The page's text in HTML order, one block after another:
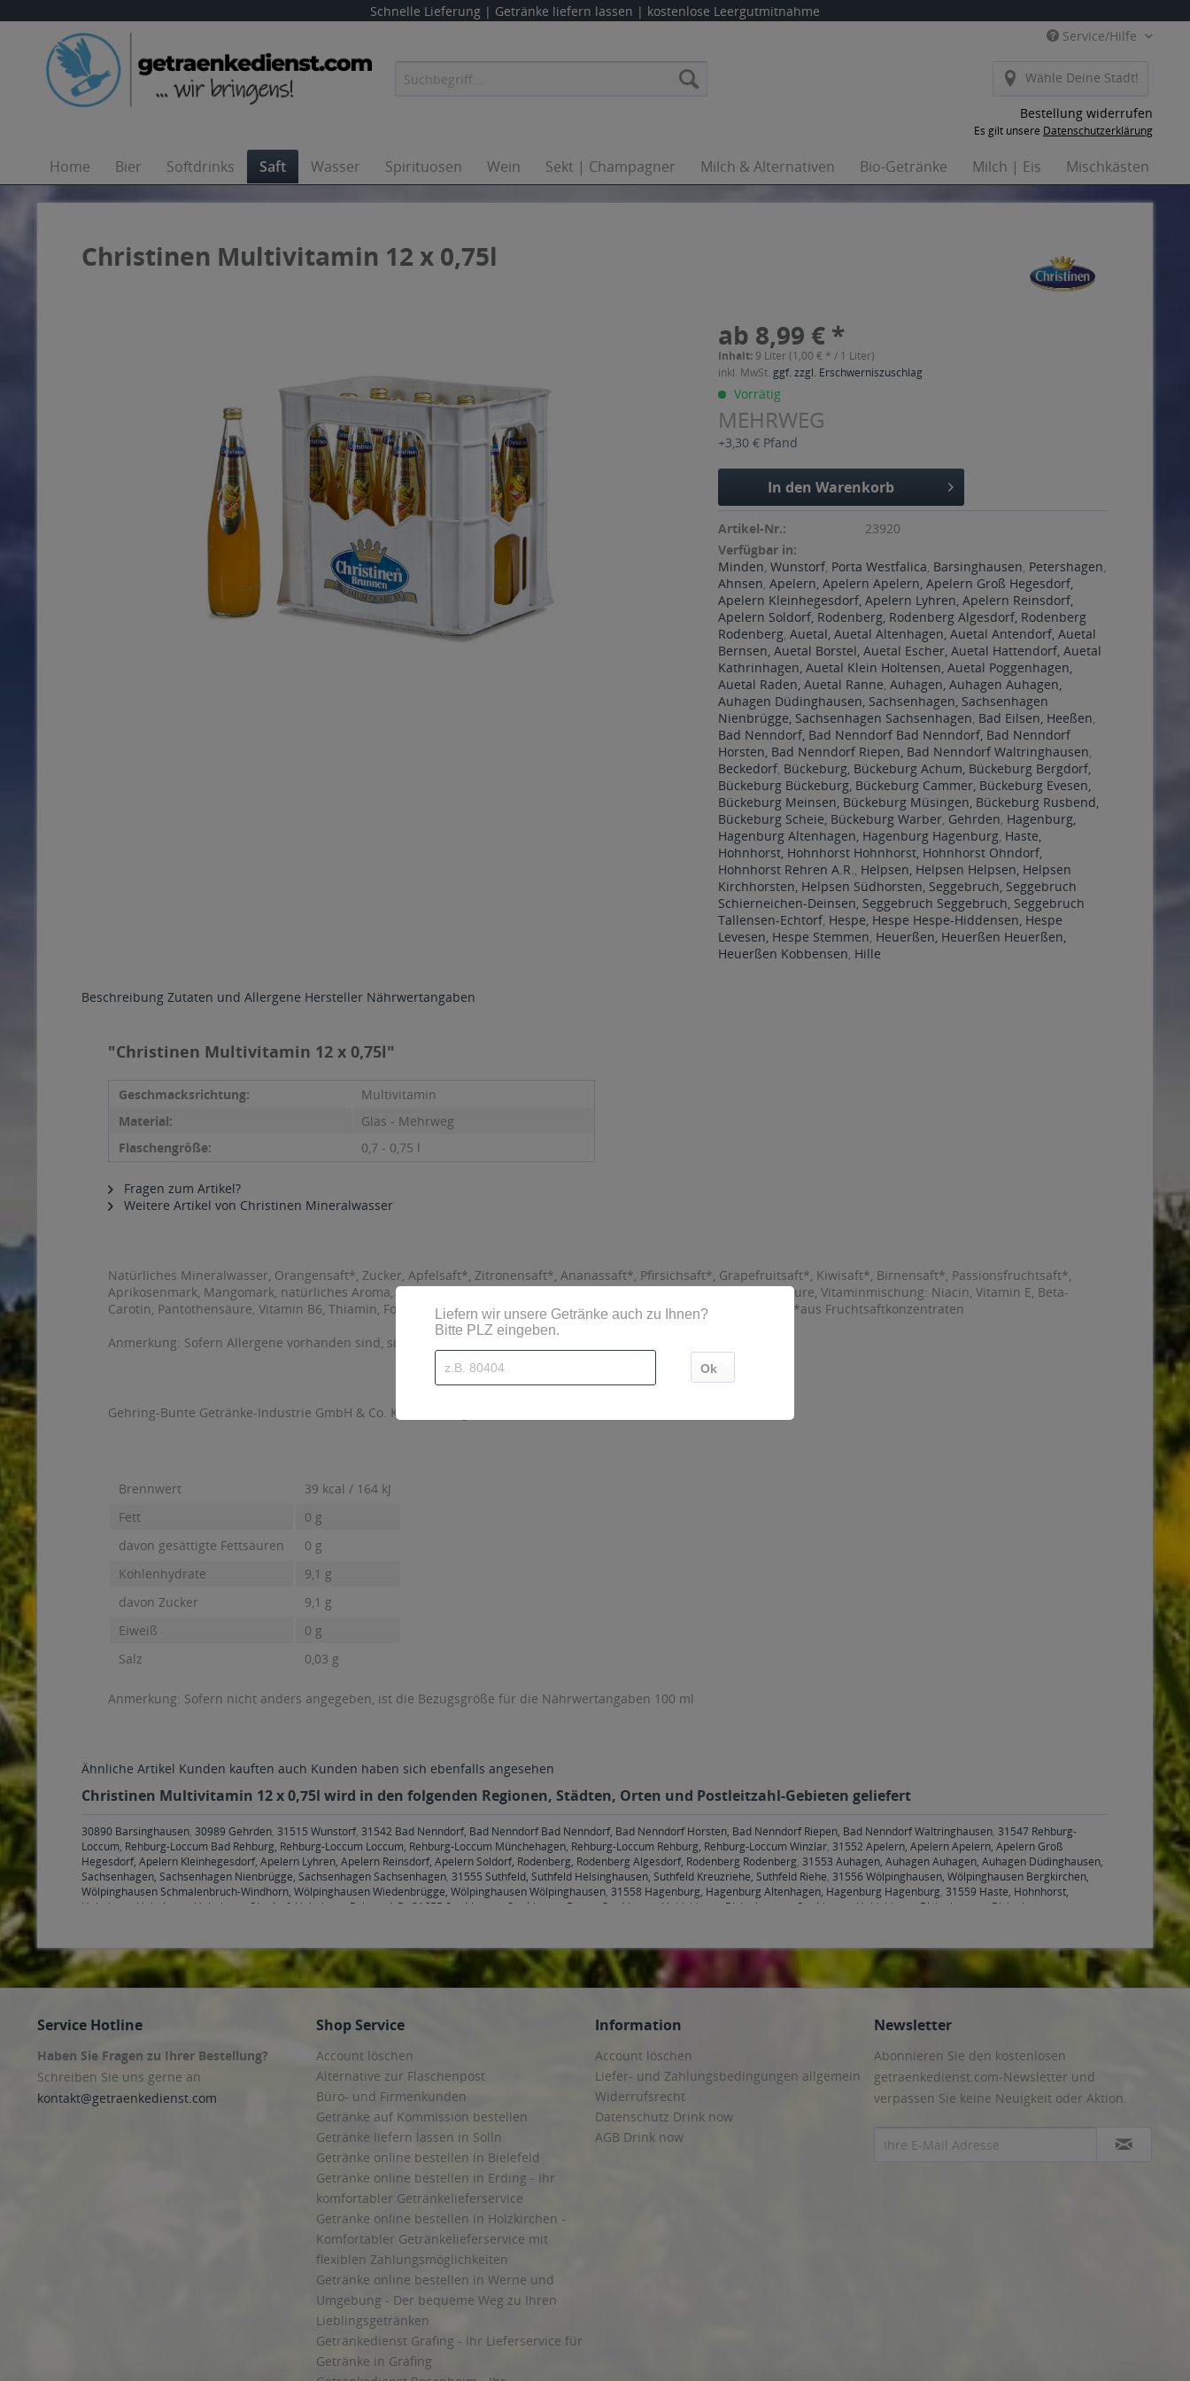
Schnelle Lieferung | Getränke liefern lassen | kostenlose Leergutmitnahme
Service/Hilfe
Wähle Deine Stadt!
Bestellung widerrufen
Es gilt unsere Datenschutzerklärung
Home Bier Softdrinks Saft Wasser Spirituosen Wein Sekt | Champagner Milch & Alternativen Bio-Getränke Milch | Eis Mischkästen
Christinen Multivitamin 12 x 0,75l
ab 8,99 € *
Inhalt: 9 Liter (1,00 € * / 1 Liter)
inkl. MwSt. ggf. zzgl. Erschwerniszuschlag
Vorrätig
MEHRWEG
+3,30 € Pfand
In den Warenkorb
Artikel-Nr.:
23920
Verfügbar in:
Minden,Wunstorf, Porta Westfalica, Barsinghausen, Petershagen,
Ahnsen,Apelern, Apelern Apelern, Apelern Groß Hegesdorf,
Apelern Kleinhegesdorf, Apelern Lyhren, Apelern Reinsdorf,
Apelern Soldorf, Rodenberg, Rodenberg Algesdorf, Rodenberg
Rodenberg,Auetal, Auetal Altenhagen, Auetal Antendorf, Auetal
Bernsen, Auetal Borstel, Auetal Escher, Auetal Hattendorf, Auetal
Kathrinhagen, Auetal Klein Holtensen, Auetal Poggenhagen,
Auetal Raden, Auetal Ranne,Auhagen, Auhagen Auhagen,
Auhagen Düdinghausen, Sachsenhagen, Sachsenhagen
Nienbrügge, Sachsenhagen Sachsenhagen, Bad Eilsen, Heeßen,
Bad Nenndorf, Bad Nenndorf Bad Nenndorf, Bad Nenndorf
Horsten, Bad Nenndorf Riepen, Bad Nenndorf Waltringhausen,
Beckedorf, Bückeburg, Bückeburg Achum, Bückeburg Bergdorf,
Bückeburg Bückeburg, Bückeburg Cammer, Bückeburg Evesen,
Bückeburg Meinsen, Bückeburg Müsingen, Bückeburg Rusbend,
Bückeburg Scheie, Bückeburg Warber, Gehrden, Hagenburg,
Hagenburg Altenhagen, Hagenburg Hagenburg, Haste,
Hohnhorst, Hohnhorst Hohnhorst, Hohnhorst Ohndorf,
Hohnhorst Rehren A.R., Helpsen, Helpsen Helpsen, Helpsen
Kirchhorsten, Helpsen Südhorsten, Seggebruch, Seggebruch
Schierneichen-Deinsen, Seggebruch Seggebruch, Seggebruch
Tallensen-Echtorf, Hespe, Hespe Hespe-Hiddensen, Hespe
Levesen, Hespe Stemmen, Heuerßen, Heuerßen Heuerßen,
Heuerßen Kobbensen, Hille
Beschreibung Zutaten und Allergene Hersteller Nährwertangaben
"Christinen Multivitamin 12 x 0,75l"
Geschmacksrichtung:
Multivitamin
Material:
Glas - Mehrweg
Flaschengröße:
0,7 - 0,75 l
Fragen zum Artikel?
Weitere Artikel von Christinen Mineralwasser
Natürliches Mineralwasser, Orangensaft*, Zucker, Apfelsaft*, Zitronensaft*, Ananassaft*, Pfirsichsaft*, Grapefruitsaft*, Kiwisaft*, Birnensaft*, Passionsfruchtsaft*,
Aprikosenmark, Mangomark, natürliches Aroma, Konservierungsstoff Kaliumsorbat, Antioxidationsmittel Ascorbinsäure, Vitaminmischung: Niacin, Vitamin E, Beta-
Carotin, Pantothensäure, Vitamin B6, Thiamin, Folsäure, Biotin und Vitamin B12, Stabilisator Johannisbrotkernmehl. *aus Fruchtsaftkonzentraten
Anmerkung: Sofern Allergene vorhanden sind, sind diese mittels Großbuchstaben besonders hervorgehoben
Gehring-Bunte Getränke-Industrie GmbH & Co. KG, Brockhagener Straße 200 33649 Bielefeld
Brennwert
39 kcal / 164 kJ
Fett
0 g
davon gesättigte Fettsäuren
0 g
Kohlenhydrate
9,1 g
davon Zucker
9,1 g
Eiweiß
0 g
Salz
0,03 g
Anmerkung: Sofern nicht anders angegeben, ist die Bezugsgröße für die Nährwertangaben 100 ml
Ähnliche Artikel Kunden kauften auch Kunden haben sich ebenfalls angesehen
Christinen Multivitamin 12 x 0,75l wird in den folgenden Regionen, Städten, Orten und Postleitzahl-Gebieten geliefert
30890 Barsinghausen, 30989 Gehrden, 31515 Wunstorf, 31542 Bad Nenndorf, Bad Nenndorf Bad Nenndorf, Bad Nenndorf Horsten, Bad Nenndorf Riepen, Bad Nenndorf Waltringhausen, 31547 Rehburg-
Loccum, Rehburg-Loccum Bad Rehburg, Rehburg-Loccum Loccum, Rehburg-Loccum Münchehagen, Rehburg-Loccum Rehburg, Rehburg-Loccum Winzlar, 31552 Apelern, Apelern Apelern, Apelern Groß
Hegesdorf, Apelern Kleinhegesdorf, Apelern Lyhren, Apelern Reinsdorf, Apelern Soldorf, Rodenberg, Rodenberg Algesdorf, Rodenberg Rodenberg, 31553 Auhagen, Auhagen Auhagen, Auhagen Düdinghausen,
Sachsenhagen, Sachsenhagen Nienbrügge, Sachsenhagen Sachsenhagen, 31555 Suthfeld, Suthfeld Helsinghausen, Suthfeld Kreuzriehe, Suthfeld Riehe, 31556 Wölpinghausen, Wölpinghausen Bergkirchen,
Wölpinghausen Schmalenbruch-Windhorn, Wölpinghausen Wiedenbrügge, Wölpinghausen Wölpinghausen, 31558 Hagenburg, Hagenburg Altenhagen, Hagenburg Hagenburg, 31559 Haste, Hohnhorst,
Hohnhorst Hohnhorst, Hohnhorst Ohndorf, Hohnhorst Rehren A.R.
31655 Stadthagen, Stadthagen Enzen, Stadthagen Habichhorst-Blyinghausen, Stadthagen Habichhorst-Blyinghausen, Blyinghausen,
Obernkirchen, Obernkirchen Röhrkasten, Obernkirchen Vehlen,31688 Nienstädt, Nienstädt Liekwegen, Nienstädt Nienstädt,31691 Helpsen, Helpsen Helpsen, Helpsen Kirchhorsten, Helpsen Südhorsten,
Seggebruch, Seggebruch Schierneichen-Deinsen, Seggebruch Seggebruch, Seggebruch Tallensen-Echtorf ,31693 Hespe, Hespe Hespe-Hiddensen, Hespe Levesen, Hespe Stemmen,31698 Lindhorst, Lindhorst
Lindhorst, Lindhorst Ottensen, Lindhorst Schöttlingen,31699 Beckedorf,31700 Heuerßen, Heuerßen Heuerßen, Heuerßen Kobbensen 31702 Lüdersfeld, Lüdersfeld Lüdersfeld, Lüdersfeld Vornhagen,31707
Friedrichswald, Rinteln Goldbeck, Rinteln Hohenrode, Rinteln Kohlenstädt, Rinteln Krankenhagen, Rinteln Möllenbeck, Rinte,
31749 Auetal, Auetal Altenhagen, Auetal Antendorf, Auetal Bernsen, Auetal Borstel,
Lauenau, Lauenau Feggendorf, Lauenau Lauenau, Messenkamp, Messenkamp Altenhagen II, Messenkamp Messenkamp, Pohle
32423, 32425, 32427, 32429 Minden,32457 Porta Westfalica,32469
Petershagen ,32479 Hille
Service Hotline
Haben Sie Fragen zu Ihrer Bestellung?
Schreiben Sie uns gerne an
kontakt@getraenkedienst.com
Shop Service
Account löschen
Alternative zur Flaschenpost
Büro- und Firmenkunden
Getränke auf Kommission bestellen
Getränke liefern lassen in Solln
Getränke online bestellen in Bielefeld
Getränke online bestellen in Erding - Ihr
komfortabler Getränkelieferservice
Getränke online bestellen in Holzkirchen -
Komfortabler Getränkelieferservice mit
flexiblen Zahlungsmöglichkeiten
Getränke online bestellen in Werne und
Umgebung - Der bequeme Weg zu Ihren
Lieblingsgetränken
Getränkedienst Grafing - Ihr Lieferservice für
Getränke in Grafing
Information
Account löschen
Liefer- und Zahlungsbedingungen allgemein
Widerrufsrecht
Datenschutz Drink now
AGB Drink now
Newsletter
Abonnieren Sie den kostenlosen
getraenkedienst.com-Newsletter und
verpassen Sie keine Neuigkeit oder Aktion.